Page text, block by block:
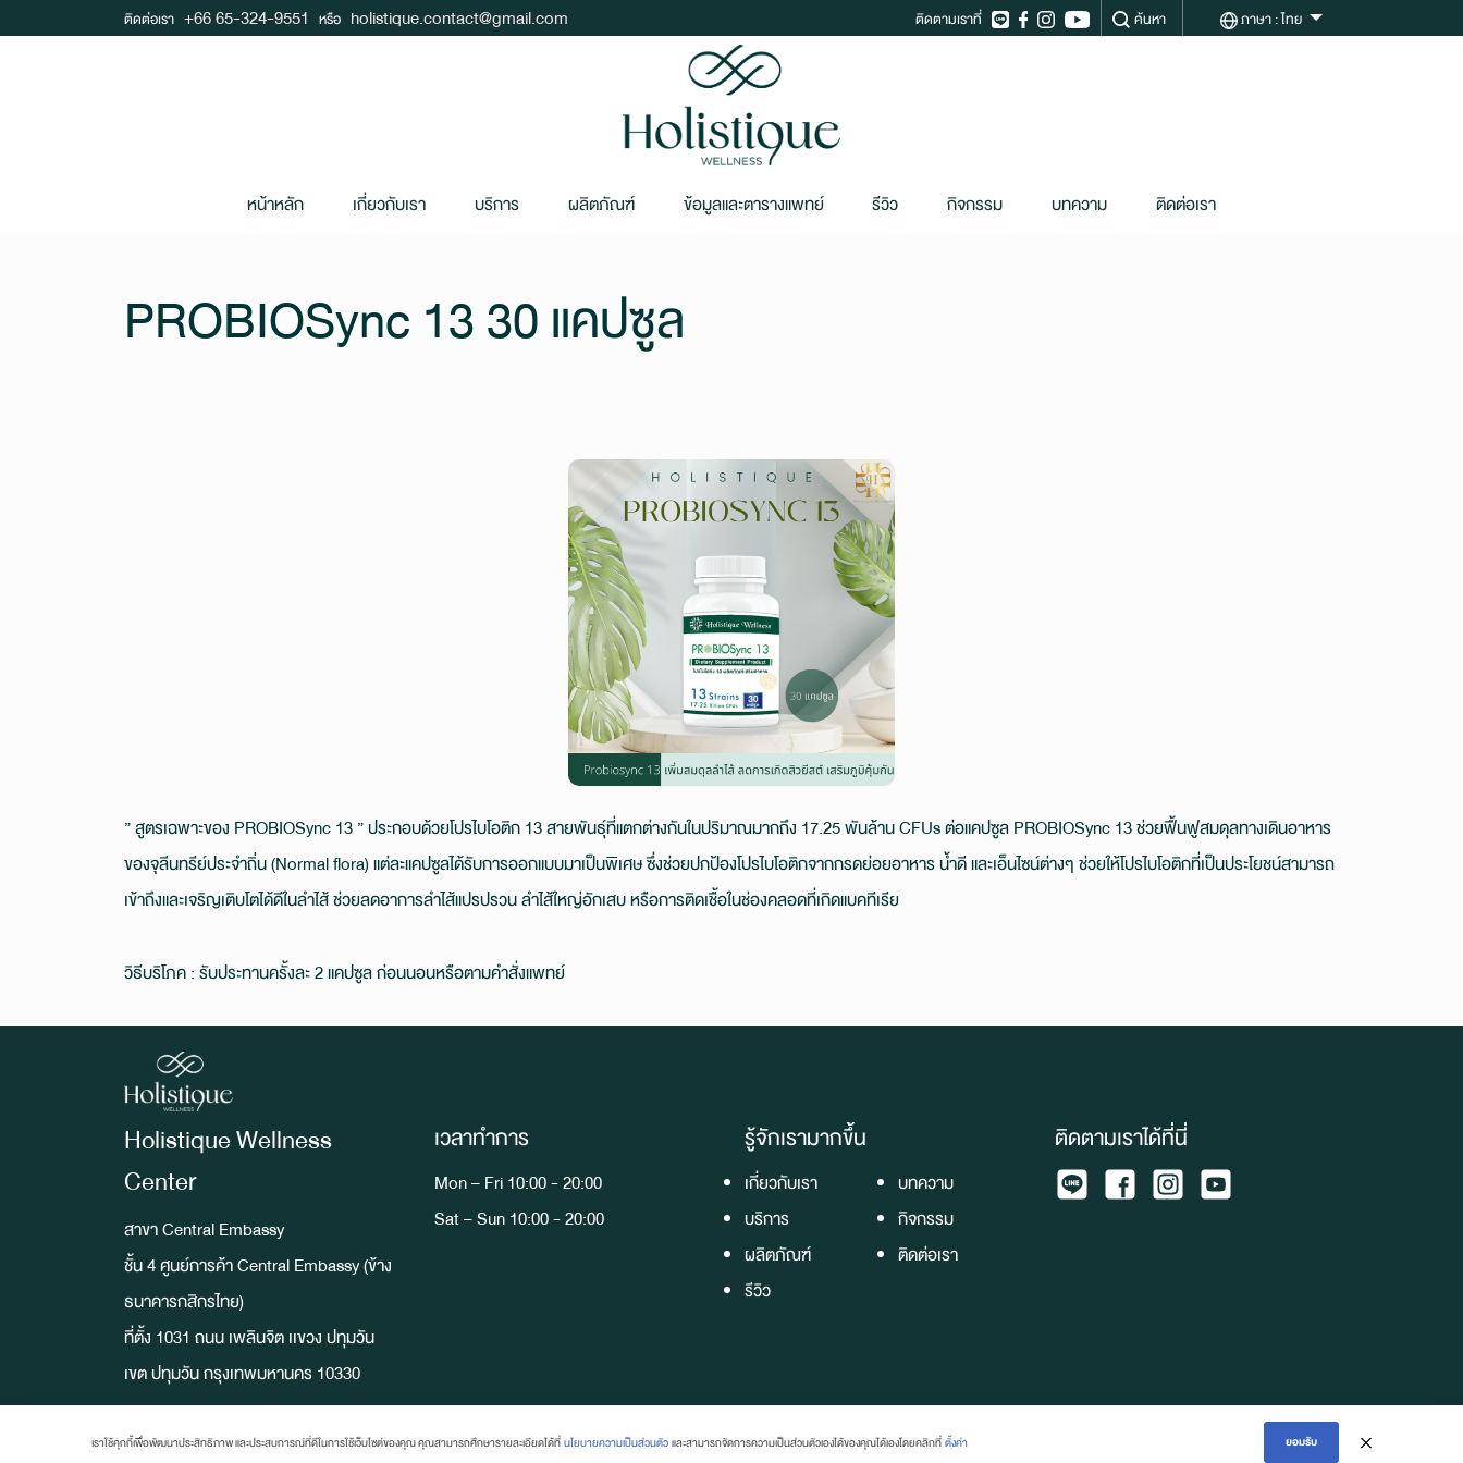
ติดต่อเรา +66 65-324-9551 หรือ holistique.contact@gmail.com ติดตามเราที่ ค้นหา ภาษา: ไทย
หน้าหลัก เกี่ยวกับเรา บริการ ผลิตภัณฑ์ ข้อมูลและตารางแพทย์ รีวิว กิจกรรม บทความ ติดต่อเรา
PROBIOSync 13 30 แคปซูล
” สูตรเฉพาะของ PROBIOSync 13 ” ประกอบด้วยโปรไบโอติก 13 สายพันธุ์ที่แตกต่างกันในปริมาณมากถึง 17.25 พันล้าน CFUs ต่อแคปซูล PROBIOSync 13 ช่วยฟื้นฟูสมดุลทางเดินอาหาร
ของจุลีนทรีย์ประจำถิ่น (Normal flora) แต่ละแคปซูลได้รับการออกแบบมาเป็นพิเศษ ซึ่งช่วยปกป้องโปรไบโอติกจากกรดย่อยอาหาร น้ำดี และเอ็นไซน์ต่างๆ ช่วยให้โปรไบโอติกที่เป็นประโยชน์สามารถ
เข้าถึงและเจริญเติบโตได้ดีในลำไส้ ช่วยลดอาการลำไส้แปรปรวน ลำไส้ใหญ่อักเสบ หรือการติดเชื้อในช่องคลอดที่เกิดแบคทีเรีย
วิธีบริโภค : รับประทานครั้งละ 2 แคปซูล ก่อนนอนหรือตามคำสั่งแพทย์
Holistique Wellness
Center
สาขา Central Embassy
ชั้น 4 ศูนย์การค้า Central Embassy (ข้าง
ธนาคารกสิกรไทย)
ที่ตั้ง 1031 ถนน เพลินจิต เเขวง ปทุมวัน
เขต ปทุมวัน กรุงเทพมหานคร 10330
เวลาทำการ
Mon – Fri 10:00 - 20:00
Sat – Sun 10:00 - 20:00
รู้จักเรามากขึ้น
เกี่ยวกับเรา
บริการ
ผลิตภัณฑ์
รีวิว
บทความ
กิจกรรม
ติดต่อเรา
ติดตามเราได้ที่นี่
เราใช้คุกกี้เพื่อพัฒนาประสิทธิภาพ และประสบการณ์ที่ดีในการใช้เว็บไซต์ของคุณ คุณสามารถศึกษารายละเอียดได้ที่นโยบายความเป็นส่วนตัวและสามารถจัดการความเป็นส่วนตัวเองได้ของคุณได้เองโดยคลิกที่ตั้งค่า ยอมรับ